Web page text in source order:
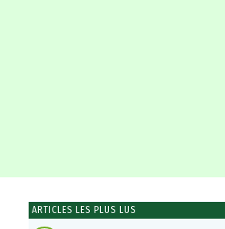
ARTICLES LES PLUS LUS